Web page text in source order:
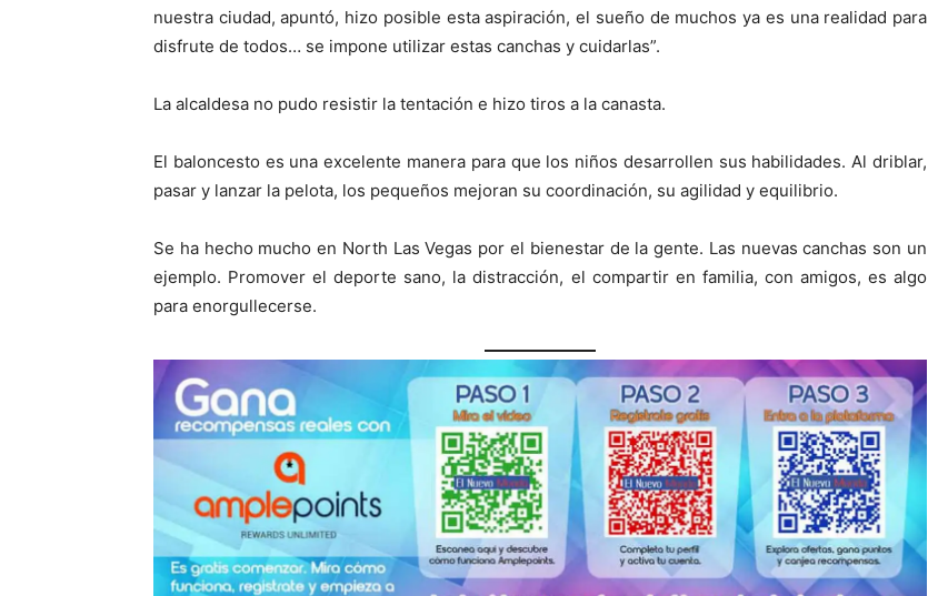
nuestra ciudad, apuntó, hizo posible esta aspiración, el sueño de muchos ya es una realidad para
disfrute de todos… se impone utilizar estas canchas y cuidarlas”.
La alcaldesa no pudo resistir la tentación e hizo tiros a la canasta.
El baloncesto es una excelente manera para que los niños desarrollen sus habilidades. Al driblar,
pasar y lanzar la pelota, los pequeños mejoran su coordinación, su agilidad y equilibrio.
Se ha hecho mucho en North Las Vegas por el bienestar de la gente. Las nuevas canchas son un
ejemplo. Promover el deporte sano, la distracción, el compartir en familia, con amigos, es algo
para enorgullecerse.